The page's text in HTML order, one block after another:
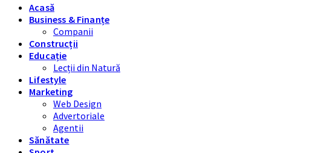
Acasă
Business & Finanțe
Companii
Construcții
Educație
Lecții din Natură
Lifestyle
Marketing
Web Design
Advertoriale
Agentii
Sănătate